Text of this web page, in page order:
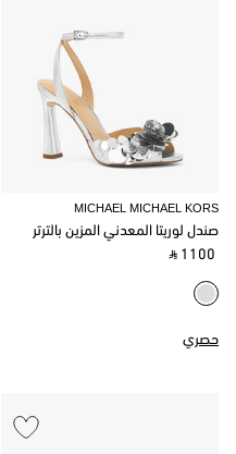
MICHAEL MICHAEL KORS
صندل لوريتا المعدني المزين بالترتر
‎ ⃁ 1100 ‎
حصري